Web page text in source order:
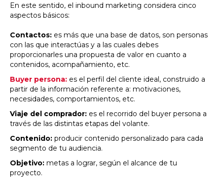
En este sentido, el inbound marketing considera cinco
aspectos básicos:
Contactos: es más que una base de datos, son personas
con las que interactúas y a las cuales debes
proporcionarles una propuesta de valor en cuanto a
contenidos, acompañamiento, etc.
Buyer persona: es el perfil del cliente ideal, construido a
partir de la información referente a: motivaciones,
necesidades, comportamientos, etc.
Viaje del comprador: es el recorrido del buyer persona a
través de las distintas etapas del volante.
Contenido: producir contenido personalizado para cada
segmento de tu audiencia.
Objetivo: metas a lograr, según el alcance de tu
proyecto.